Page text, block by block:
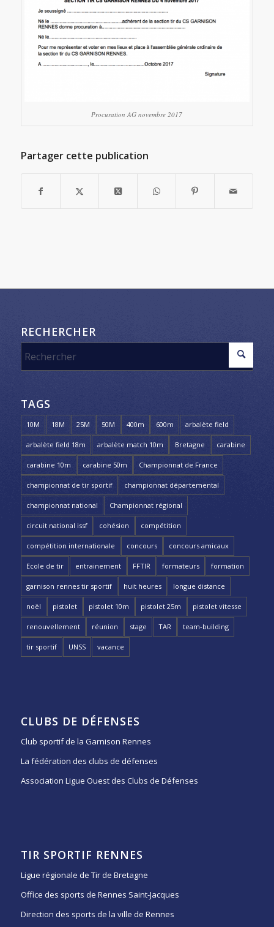
Procuration AG novembre 2017
Partager cette publication
RECHERCHER
TAGS
10M 18M 25M 50M 400m 600m arbalète field
arbalète field 18m arbalète match 10m Bretagne carabine
carabine 10m carabine 50m Championnat de France
championnat de tir sportif championnat départemental
championnat national Championnat régional
circuit national issf cohésion compétition
compétition internationale concours concours amicaux
Ecole de tir entrainement FFTIR formateurs formation
garnison rennes tir sportif huit heures longue distance
noël pistolet pistolet 10m pistolet 25m pistolet vitesse
renouvellement réunion stage TAR team-building
tir sportif UNSS vacance
CLUBS DE DÉFENSES
Club sportif de la Garnison Rennes
La fédération des clubs de défenses
Association Ligue Ouest des Clubs de Défenses
TIR SPORTIF RENNES
Ligue régionale de Tir de Bretagne
Office des sports de Rennes Saint-Jacques
Direction des sports de la ville de Rennes